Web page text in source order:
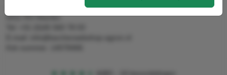
6411 RS Heerlen